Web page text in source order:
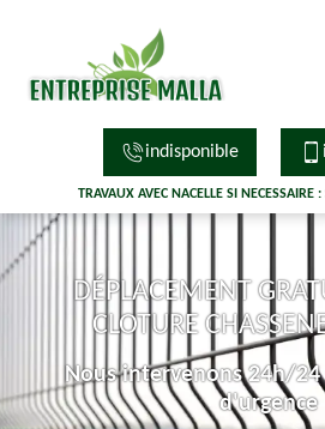
indisponible
TRAVAUX AVEC NACELLE SI NECESSAIRE
DÉPLACEMENT
CLOTURE
Nous intervenons 24h/
d'urgence